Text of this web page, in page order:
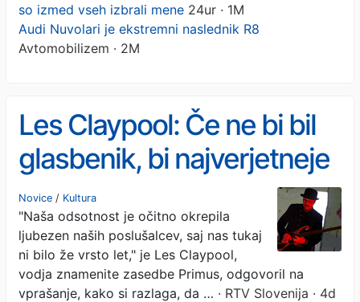
so izmed vseh izbrali mene 24ur · 1M
Audi Nuvolari je ekstremni naslednik R8
Avtomobilizem · 2M
Les Claypool: Če ne bi bil
glasbenik, bi najverjetneje
postal bagrist, saj sem v
tem res zelo dober
Novice / Kultura
"Naša odsotnost je očitno okrepila
ljubezen naših poslušalcev, saj nas tukaj
ni bilo že vrsto let," je Les Claypool,
vodja znamenite zasedbe Primus, odgovoril na
vprašanje, kako si razlaga, da … · RTV Slovenija · 4d